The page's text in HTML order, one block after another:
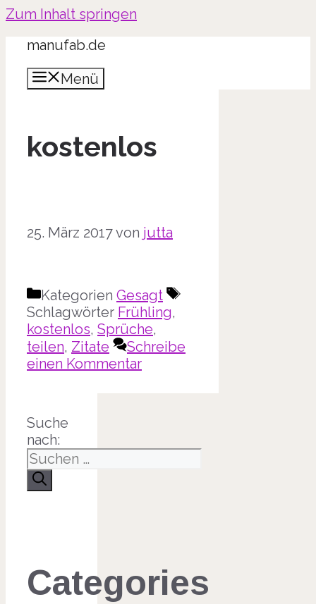
Zum Inhalt springen
manufab.de
Menü
kostenlos
25. März 2017von jutta
Kategorien Gesagt
Schlagwörter Frühling,
kostenlos, Sprüche,
teilen, Zitate
Schreibe
einen Kommentar
Suche
nach:
Categories